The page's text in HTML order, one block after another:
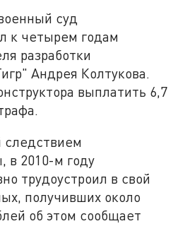
суд
к четырем годам
разработки
Андрея Колтукова.
выплатить 6,7
следствием
в 2010-м году
трудоустроил в свой
получивших около
об этом сообщает